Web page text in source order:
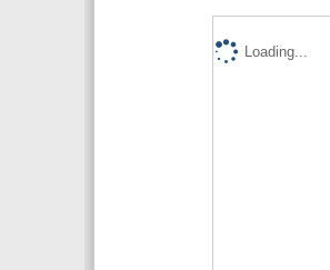
Loading...